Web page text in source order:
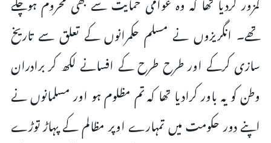
تھے۔ انگریزوں نے مسلم حکمرانوں کے تعلق سے تاریخ
سازی کرکے اور طرح طرح کے افسانے لکھ کر برادران
وطن کو یہ باور کرادیا تھا کہ تم مظلوم ہو اور مسلمانوں نے
اپنے دور حکومت میں تمہارے اوپر مظالم کے پہاڑ توڑے